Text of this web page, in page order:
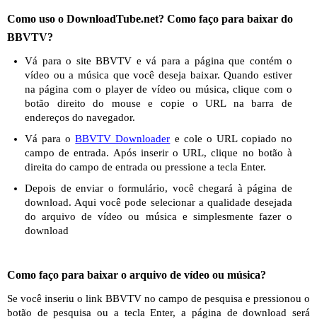
Como uso o DownloadTube.net? Como faço para baixar do
BBVTV?
Vá para o site BBVTV e vá para a página que contém o
vídeo ou a música que você deseja baixar. Quando estiver
na página com o player de vídeo ou música, clique com o
botão direito do mouse e copie o URL na barra de
endereços do navegador.
Vá para oBBVTV Downloader e cole o URL copiado no
campo de entrada. Após inserir o URL, clique no botão à
direita do campo de entrada ou pressione a tecla Enter.
Depois de enviar o formulário, você chegará à página de
download. Aqui você pode selecionar a qualidade desejada
do arquivo de vídeo ou música e simplesmente fazer o
download
Como faço para baixar o arquivo de vídeo ou música?
Se você inseriu o link BBVTV no campo de pesquisa e pressionou o
botão de pesquisa ou a tecla Enter, a página de download será